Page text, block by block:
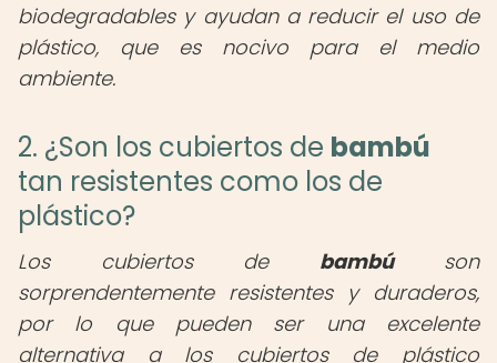
biodegradables y ayudan a reducir el uso de
plástico, que es nocivo para el medio
ambiente.
2. ¿Son los cubiertos de bambú
tan resistentes como los de
plástico?
Los cubiertos de bambúson
sorprendentemente resistentes y duraderos,
por lo que pueden ser una excelente
alternativa a los cubiertos de plástico